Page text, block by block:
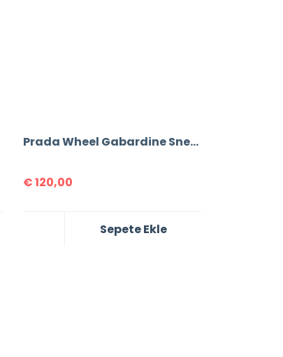
Prada Wheel Gabardine Sneakers
€120,00
Sepete Ekle